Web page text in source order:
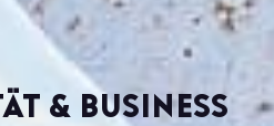
& Business